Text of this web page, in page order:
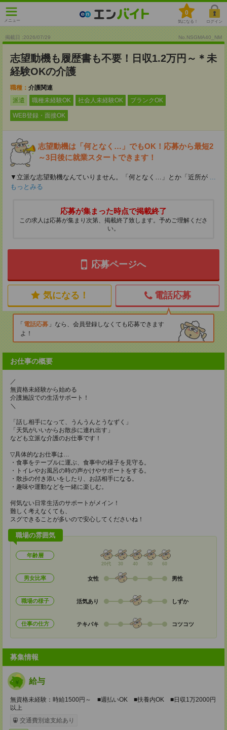
メニュー
0
気になる！ ログイン
掲載日 :2026/07/29 No.NSGMA40_NM
志望動機も履歴書も不要！日収1.2万円～＊未
経験OKの介護
職種： 介護関連
派遣
職種未経験OK 社会人未経験OK ブランクOK
WEB登録・面接OK
志望動機は「何となく…」でもOK！応募から最短2
～3日後に就業スタートできます！
▼立派な志望動機なんていりません。「何となく…」とか「近所が ...
もっとみる
応募が集まった時点で掲載終了
この求人は応募が集まり次第、掲載終了致します。予めご理解くださ
い。
応募ページへ
気になる！ 電話応募
電話応募
なら、会員登録しなくても応募できます
よ！
お仕事の概要
／
無資格未経験から始める
介護施設での生活サポート！
＼
「話し相手になって、うんうんとうなずく」
「天気がいいからお散歩に連れ出す」
なども立派な介護のお仕事です！
▽具体的なお仕事は…
・食事をテーブルに運ぶ、食事中の様子を見守る。
・トイレやお風呂の時の声かけやサポートをする。
・散歩の付き添いをしたり、お話相手になる。
・趣味や運動などを一緒に楽しむ。
何気ない日常生活のサポートがメイン！
難しく考えなくても、
スグできることが多いので安心してくださいね！
職場の雰囲気
年齢層
20代 30 40 50 60
男女比率 女性 男性
職場の様子 活気あり しずか
仕事の仕方 テキパキ コツコツ
募集情報
給与
無資格未経験：時給1500円～ ■週払いOK ■扶養内OK ■日収1万2000円
以上
交通費別途支給あり